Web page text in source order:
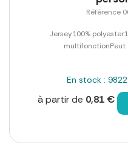
Référence
Jersey100%
multifonctionPeut
En stock :
à partir de 0,81 €